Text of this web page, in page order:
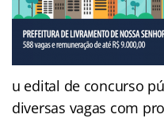
u edital de concurso
diversas vagas com